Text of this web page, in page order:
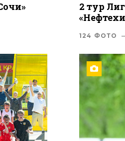
2 тур
124 ФОТО